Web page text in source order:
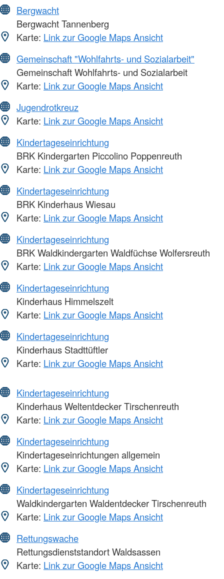
Bergwacht
Bergwacht Tannenberg
Karte: Link zur Google Maps Ansicht
Gemeinschaft "Wohlfahrts- und Sozialarbeit"
Gemeinschaft Wohlfahrts- und Sozialarbeit
Karte: Link zur Google Maps Ansicht
Jugendrotkreuz
Karte: Link zur Google Maps Ansicht
Kindertageseinrichtung
BRK Kindergarten Piccolino Poppenreuth
Karte: Link zur Google Maps Ansicht
Kindertageseinrichtung
BRK Kinderhaus Wiesau
Karte: Link zur Google Maps Ansicht
Kindertageseinrichtung
BRK Waldkindergarten Waldfüchse Wolfersreuth
Karte: Link zur Google Maps Ansicht
Kindertageseinrichtung
Kinderhaus Himmelszelt
Karte: Link zur Google Maps Ansicht
Kindertageseinrichtung
Kinderhaus Stadttüftler
Karte: Link zur Google Maps Ansicht
Kindertageseinrichtung
Kinderhaus Weltentdecker Tirschenreuth
Karte: Link zur Google Maps Ansicht
Kindertageseinrichtung
Kindertageseinrichtungen allgemein
Karte: Link zur Google Maps Ansicht
Kindertageseinrichtung
Waldkindergarten Waldentdecker Tirschenreuth
Karte: Link zur Google Maps Ansicht
Rettungswache
Rettungsdienststandort Waldsassen
Karte: Link zur Google Maps Ansicht